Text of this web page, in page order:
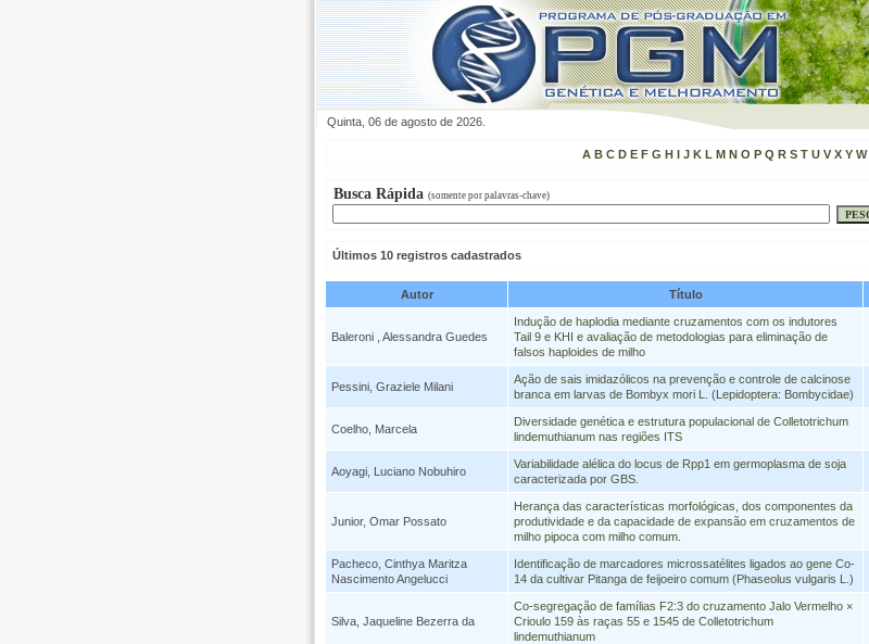
Quinta, 06 de agosto de 2026.
A B C D E F G H I J K L M N O P Q R S T U V X Y W
Busca Rápida (somente por palavras-chave)
Últimos 10 registros cadastrados
Autor Título
Baleroni , Alessandra Guedes
Indução de haplodia mediante cruzamentos com os indutores
Tail 9 e KHI e avaliação de metodologias para eliminação de
falsos haploides de milho
Pessini, Graziele Milani
Ação de sais imidazólicos na prevenção e controle de calcinose
branca em larvas de Bombyx mori L. (Lepidoptera: Bombycidae)
Coelho, Marcela
Diversidade genética e estrutura populacional de Colletotrichum
lindemuthianum nas regiões ITS
Aoyagi, Luciano Nobuhiro
Variabilidade alélica do locus de Rpp1 em germoplasma de soja
caracterizada por GBS.
Junior, Omar Possato
Herança das características morfológicas, dos componentes da
produtividade e da capacidade de expansão em cruzamentos de
milho pipoca com milho comum.
Pacheco, Cinthya Maritza
Nascimento Angelucci
Identificação de marcadores microssatélites ligados ao gene Co-
14 da cultivar Pitanga de feijoeiro comum (Phaseolus vulgaris L.)
Silva, Jaqueline Bezerra da
Co-segregação de famílias F2:3 do cruzamento Jalo Vermelho ×
Crioulo 159 às raças 55 e 1545 de Colletotrichum
lindemuthianum